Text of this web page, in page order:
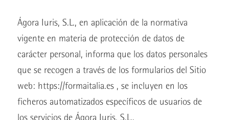
Ágora Iuris, S.L., en aplicación de la normativa
vigente en materia de protección de datos de
carácter personal, informa que los datos personales
que se recogen a través de los formularios del Sitio
web: https://formaitalia.es , se incluyen en los
ficheros automatizados específicos de usuarios de
los servicios de Ágora Iuris, S.L..